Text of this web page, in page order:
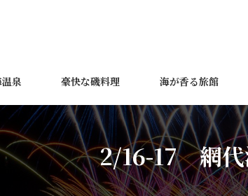
泉 豪快な磯料理 海が香る旅館
2/16-17 網代